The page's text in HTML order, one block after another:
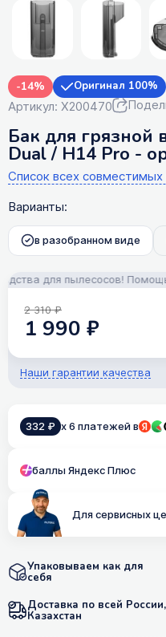
-14% Оригинал 100%
Артикул: X200470
Бак для грязной
Dual / H14 Pro -
Список всех
Варианты:
в разобранном виде
для пылесосов! Помощь в
2 310 ₽
1 990 ₽
Наши гарантии качества
332 ₽ x 6 платежей в
баллы Яндекс Плюс
Для сервисных
Упаковываем как для
себя
Доставка по всей
Казахстан